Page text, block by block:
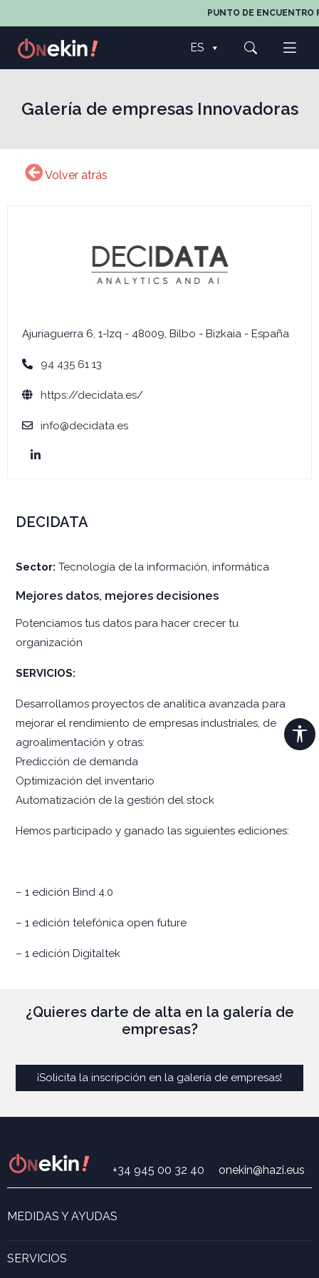
PUNTO DE ENCUENTRO
ES
Galería de empresas Innovadoras
Volver atrás
Ajuriaguerra 6, 1-Izq - 48009, Bilbo - Bizkaia - España
94 435 61 13
https://decidata.es/
info@decidata.es
DECIDATA
Sector: Tecnología de la información, informática
Mejores datos, mejores decisiones
Potenciamos tus datos para hacer crecer tu
organización
SERVICIOS:
Desarrollamos proyectos de analítica avanzada para
mejorar el rendimiento de empresas industriales, de
agroalimentación y otras:
Predicción de demanda
Optimización del inventario
Automatización de la gestión del stock
Hemos participado y ganado las siguientes ediciones:
– 1 edición Bind 4.0
– 1 edición telefónica open future
– 1 edición Digitaltek
¿Quieres darte de alta en la galería de
empresas?
¡Solicita la inscripción en la galería de empresas!
+34 945 00 32 40 onekin@hazi.eus
MEDIDAS Y AYUDAS
Programa de Acompañamiento ONekin!
SERVICIOS